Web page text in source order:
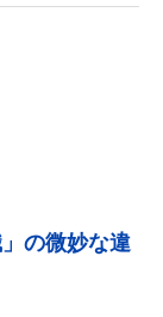
の微妙な違